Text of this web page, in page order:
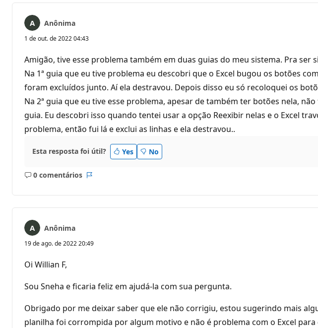
Anônima
1 de out. de 2022 04:43
Amigão, tive esse problema também em duas guias do meu sistema. Pra
Na 1ª guia que eu tive problema eu descobri que o Excel bugou os botões
foram excluídos junto. Aí ela destravou. Depois disso eu só recoloquei os
Na 2ª guia que eu tive esse problema, apesar de também ter botões nela,
guia. Eu descobri isso quando tentei usar a opção Reexibir nelas e o Excel
problema, então fui lá e exclui as linhas e ela destravou..
Esta resposta foi útil? Yes No
0 comentários
Sem
Anônima
19 de ago. de 2022 20:49
Oi Willian F,
Sou Sneha e ficaria feliz em ajudá-la com sua pergunta.
Obrigado por me deixar saber que ele não corrigiu, estou sugerindo mais
planilha foi corrompida por algum motivo e não é problema com o Excel